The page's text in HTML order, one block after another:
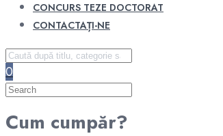
CONCURS TEZE DOCTORAT
CONTACTAȚI-NE
0
Cum cumpăr?